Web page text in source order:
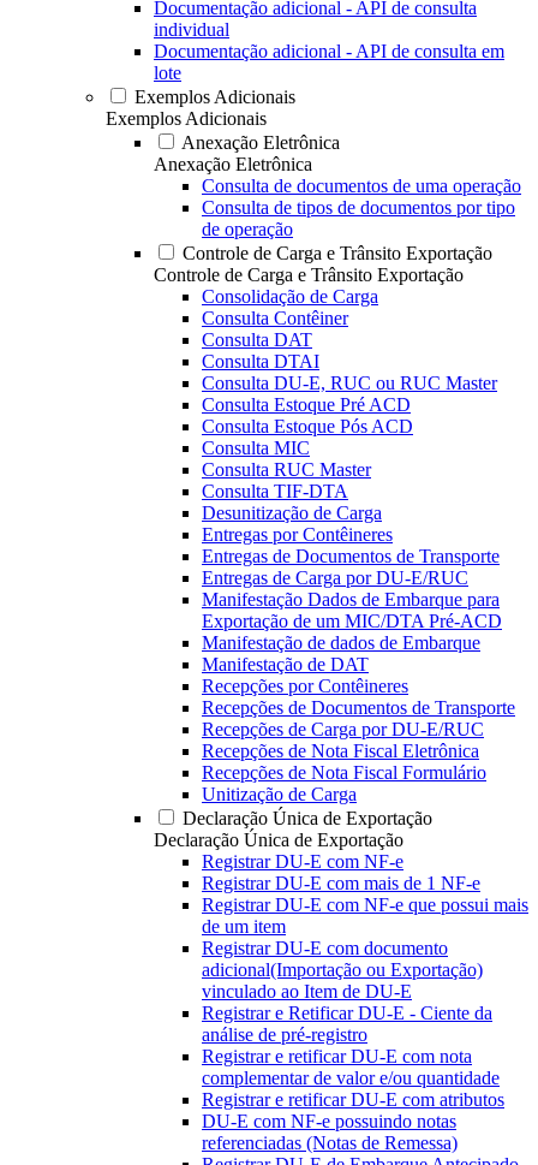
Documentação adicional - API de consulta
individual
Documentação adicional - API de consulta em
lote
Exemplos Adicionais
Exemplos Adicionais
Anexação Eletrônica
Anexação Eletrônica
Consulta de documentos de uma operação
Consulta de tipos de documentos por tipo
de operação
Controle de Carga e Trânsito Exportação
Controle de Carga e Trânsito Exportação
Consolidação de Carga
Consulta Contêiner
Consulta DAT
Consulta DTAI
Consulta DU-E, RUC ou RUC Master
Consulta Estoque Pré ACD
Consulta Estoque Pós ACD
Consulta MIC
Consulta RUC Master
Consulta TIF-DTA
Desunitização de Carga
Entregas por Contêineres
Entregas de Documentos de Transporte
Entregas de Carga por DU-E/RUC
Manifestação Dados de Embarque para
Exportação de um MIC/DTA Pré-ACD
Manifestação de dados de Embarque
Manifestação de DAT
Recepções por Contêineres
Recepções de Documentos de Transporte
Recepções de Carga por DU-E/RUC
Recepções de Nota Fiscal Eletrônica
Recepções de Nota Fiscal Formulário
Unitização de Carga
Declaração Única de Exportação
Declaração Única de Exportação
Registrar DU-E com NF-e
Registrar DU-E com mais de 1 NF-e
Registrar DU-E com NF-e que possui mais
de um item
Registrar DU-E com documento
adicional(Importação ou Exportação)
vinculado ao Item de DU-E
Registrar e Retificar DU-E - Ciente da
análise de pré-registro
Registrar e retificar DU-E com nota
complementar de valor e/ou quantidade
Registrar e retificar DU-E com atributos
DU-E com NF-e possuindo notas
referenciadas (Notas de Remessa)